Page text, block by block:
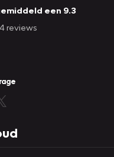
een 9.3
reviews